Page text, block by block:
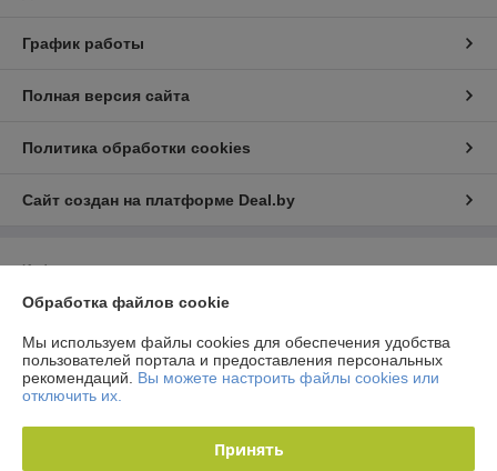
График работы
Полная версия сайта
Политика обработки cookies
Сайт создан на платформе Deal.by
Информация для покупателя
Юридическое лицо:Общество с ограниченной ответственностью
г. Минск, ул. Тимошенко 8, оф 9Н
Регистрационный номер ЕГР: 192944757
Регистрационный орган: Мингорисполком
Обработка файлов cookie
Мы используем файлы cookies для обеспечения удобства
пользователей портала и предоставления персональных
рекомендаций. Вы можете настроить файлы cookies или
отключить их.
Принять